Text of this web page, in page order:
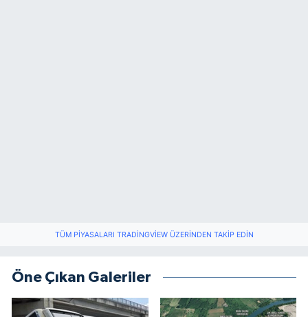
TÜM PIYASALARI TRADINGVIEW ÜZERINDEN TAKIP EDIN
Öne Çıkan Galeriler